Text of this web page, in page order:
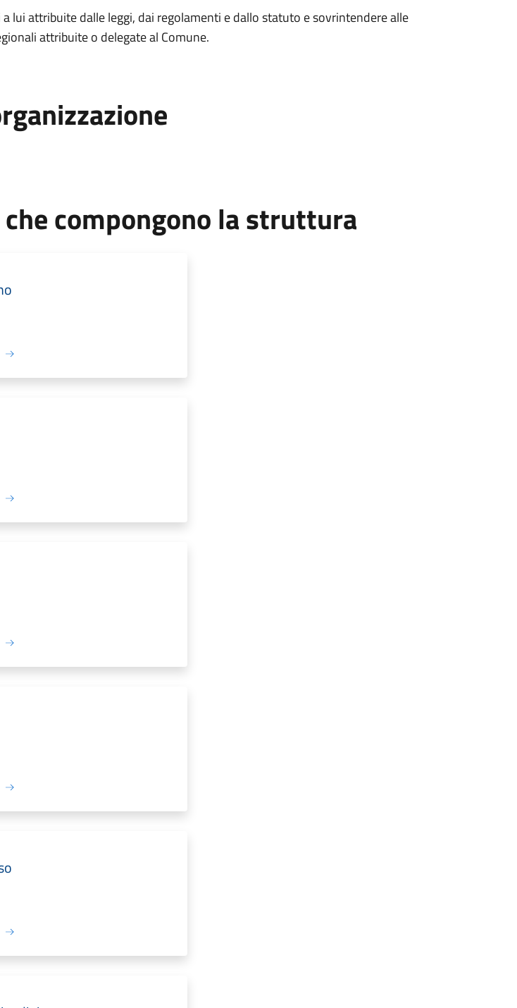
lui attribuite dalle leggi, dai regolamenti e dallo statuto e sovrintendere alle
attribuite o delegate al Comune.
che compongono la struttura